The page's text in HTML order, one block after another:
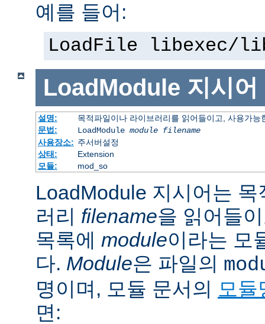
예를 들어:
LoadFile libexec/
LoadModule 지시어
설명:
목적파일이나 라이브러리를 읽어들이고, 사용가능
문법:
LoadModule module filename
사용장소: 주서버설정
상태:
Extension
모듈:
mod_so
LoadModule 지시어는
러리 filename을 읽어들
목록에 module이라는 모
다. Module은 파일의
명이며, 모듈 문서의 모듈
면: